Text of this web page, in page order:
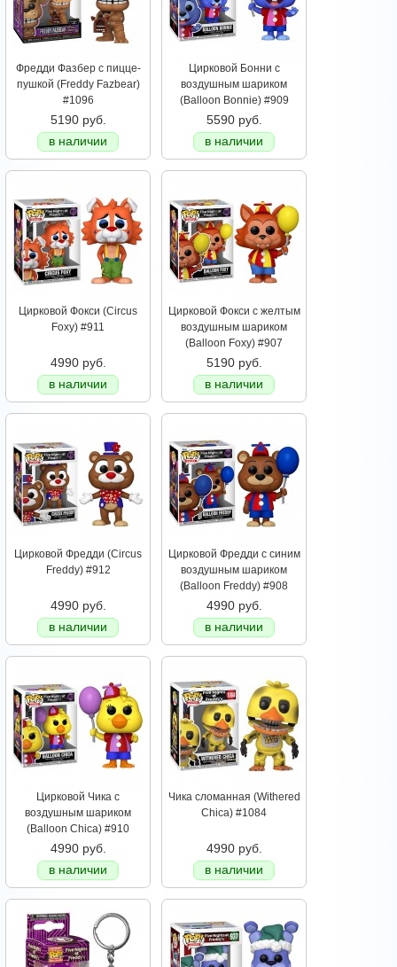
Фредди Фазбер с пицце-
пушкой (Freddy Fazbear)
#1096
5190 руб.
в наличии
Цирковой Бонни с
воздушным шариком
(Balloon Bonnie) #909
5590 руб.
в наличии
Цирковой Фокси (Circus
Foxy) #911
4990 руб.
в наличии
Цирковой Фокси с желтым
воздушным шариком
(Balloon Foxy) #907
5190 руб.
в наличии
Цирковой Фредди (Circus
Freddy) #912
4990 руб.
в наличии
Цирковой Фредди с синим
воздушным шариком
(Balloon Freddy) #908
4990 руб.
в наличии
Цирковой Чика с
воздушным шариком
(Balloon Chica) #910
4990 руб.
в наличии
Чика сломанная (Withered
Chica) #1084
4990 руб.
в наличии